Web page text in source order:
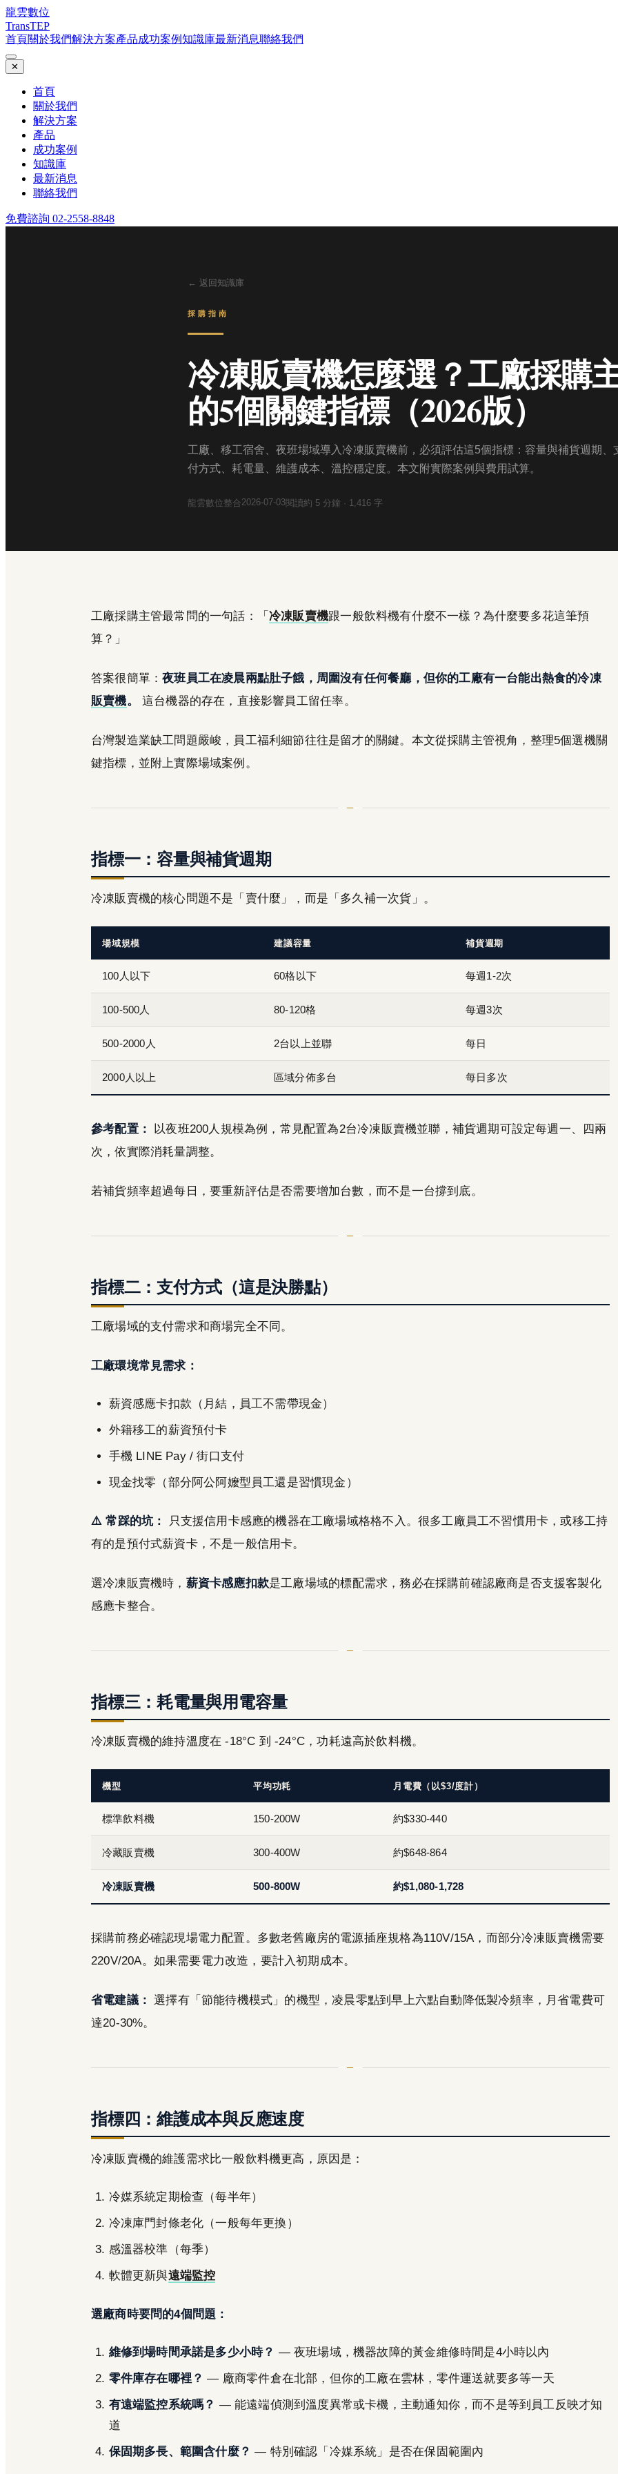
龍雲數位
TransTEP
首頁關於我們解決方案產品成功案例知識庫最新消息聯絡我們
✕
首頁
關於我們
解決方案
產品
成功案例
知識庫
最新消息
聯絡我們
免費諮詢 02-2558-8848
← 返回知識庫
採購指南
冷凍販賣機怎麼選？工廠採購
的5個關鍵指標（2026版）
工廠、移工宿舍、夜班場域導入冷凍販賣機前，必須評估這5個指標：容量與補貨週期、
付方式、耗電量、維護成本、溫控穩定度。本文附實際案例與費用試算。
龍雲數位整合2026-07-03閱讀約 5 分鐘 · 1,416 字
工廠採購主管最常問的一句話：「冷凍販賣機跟一般飲料機有什麼不一樣？為什麼要多花這筆預
算？」
答案很簡單：夜班員工在凌晨兩點肚子餓，周圍沒有任何餐廳，但你的工廠有一台能出熱食的冷凍
販賣機。 這台機器的存在，直接影響員工留任率。
台灣製造業缺工問題嚴峻，員工福利細節往往是留才的關鍵。本文從採購主管視角，整理5個選機關
鍵指標，並附上實際場域案例。
指標一：容量與補貨週期
冷凍販賣機的核心問題不是「賣什麼」，而是「多久補一次貨」。
場域規模 建議容量 補貨週期
100人以下 60格以下 每週1-2次
100-500人 80-120格 每週3次
500-2000人 2台以上並聯 每日
2000人以上 區域分佈多台 每日多次
參考配置：
以夜班200人規模為例，常見配置為2台冷凍販賣機並聯，補貨週期可設定每週一、四兩
次，依實際消耗量調整。
若補貨頻率超過每日，要重新評估是否需要增加台數，而不是一台撐到底。
指標二：支付方式（這是決勝點）
工廠場域的支付需求和商場完全不同。
工廠環境常見需求：
薪資感應卡扣款（月結，員工不需帶現金）
外籍移工的薪資預付卡
手機 LINE Pay / 街口支付
現金找零（部分阿公阿嬤型員工還是習慣現金）
⚠️ 常踩的坑：
只支援信用卡感應的機器在工廠場域格格不入。很多工廠員工不習慣用卡，或移工持
有的是預付式薪資卡，不是一般信用卡。
選冷凍販賣機時， 薪資卡感應扣款是工廠場域的標配需求，務必在採購前確認廠商是否支援客製化
感應卡整合。
指標三：耗電量與用電容量
冷凍販賣機的維持溫度在 -18°C 到 -24°C，功耗遠高於飲料機。
機型 平均功耗 月電費（以$3/度計）
標準飲料機 150-200W 約$330-440
冷藏販賣機 300-400W 約$648-864
冷凍販賣機 500-800W 約$1,080-1,728
採購前務必確認現場電力配置。多數老舊廠房的電源插座規格為110V/15A，而部分冷凍販賣機需要
220V/20A。如果需要電力改造，要計入初期成本。
省電建議： 選擇有「節能待機模式」的機型，凌晨零點到早上六點自動降低製冷頻率，月省電費可
達20-30%。
指標四：維護成本與反應速度
冷凍販賣機的維護需求比一般飲料機更高，原因是：
冷媒系統定期檢查（每半年）
冷凍庫門封條老化（一般每年更換）
感溫器校準（每季）
軟體更新與遠端監控
選廠商時要問的4個問題：
維修到場時間承諾是多少小時？ — 夜班場域，機器故障的黃金維修時間是4小時以內
零件庫存在哪裡？ — 廠商零件倉在北部，但你的工廠在雲林，零件運送就要多等一天
有遠端監控系統嗎？ — 能遠端偵測到溫度異常或卡機，主動通知你，而不是等到員工反映才知
道
保固期多長、範圍含什麼？ — 特別確認「冷媒系統」是否在保固範圍內